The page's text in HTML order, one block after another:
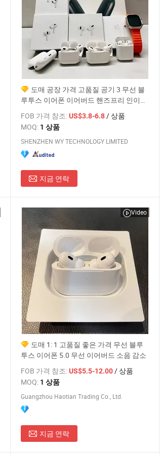
도매 공장 가격 고품질 공기 3 무선 블
루투스 이어폰 이어버드 핸즈프리 인이어
TWS 헤드폰 이어팟 트루 무선 스테레오
이어폰
FOB 가격 참조:US$3.8-6.8/ 상품
MOQ: 1 상품
SHENZHEN WY TECHNOLOGY LIMITED
지금 연락
Video
도매 1: 1 고품질 좋은 가격 무선 블루
투스 이어폰 5.0 무선 이어버드 소음 감소
FOB 가격 참조:US$5.5-12.00/ 상품
MOQ: 1 상품
Guangzhou Haotian Trading Co., Ltd.
지금 연락